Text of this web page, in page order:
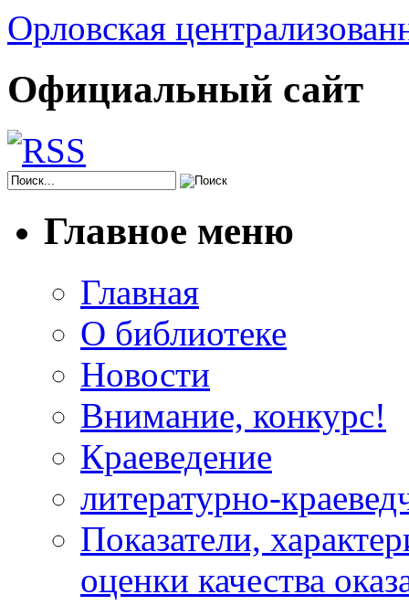
Орловская
Официальный сайт
Главное меню
Главная
О библиотеке
Новости
Внимание, конкурс!
Краеведение
литературно-
Показатели,
оценки качества